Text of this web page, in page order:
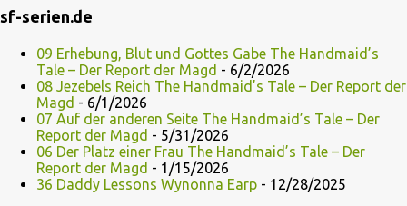
sf-serien.de
09 Erhebung, Blut und Gottes Gabe The Handmaid’s
Tale – Der Report der Magd - 6/2/2026
08 Jezebels Reich The Handmaid’s Tale – Der Report der
Magd - 6/1/2026
07 Auf der anderen Seite The Handmaid’s Tale – Der
Report der Magd - 5/31/2026
06 Der Platz einer Frau The Handmaid’s Tale – Der
Report der Magd - 1/15/2026
36 Daddy Lessons Wynonna Earp - 12/28/2025